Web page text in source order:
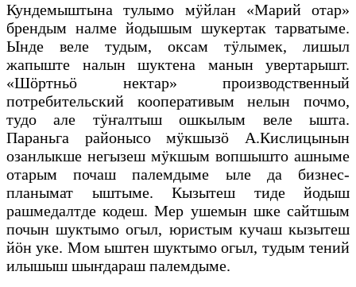
Кундемыштына тулымо мӱйлан «Марий отар»
брендым налме йодышым шукертак тарватыме.
Ынде веле тудым, оксам тӱлымек, лишыл
жапыште налын шуктена манын увертарышт.
«Шӧртньӧ нектар» производственный
потребительский кооперативым нелын почмо,
тудо але тӱҥалтыш ошкылым веле ышта.
Параньга районысо мӱкшызӧ А.Кислицынын
озанлыкше негызеш мӱкшым вопшышто ашныме
отарым почаш палемдыме ыле да бизнес-
планымат ыштыме. Кызытеш тиде йодыш
рашмедалтде кодеш. Мер ушемын шке сайтшым
почын шуктымо огыл, юристым кучаш кызытеш
йӧн уке. Мом ыштен шуктымо огыл, тудым тений
илышыш шыҥдараш палемдыме.